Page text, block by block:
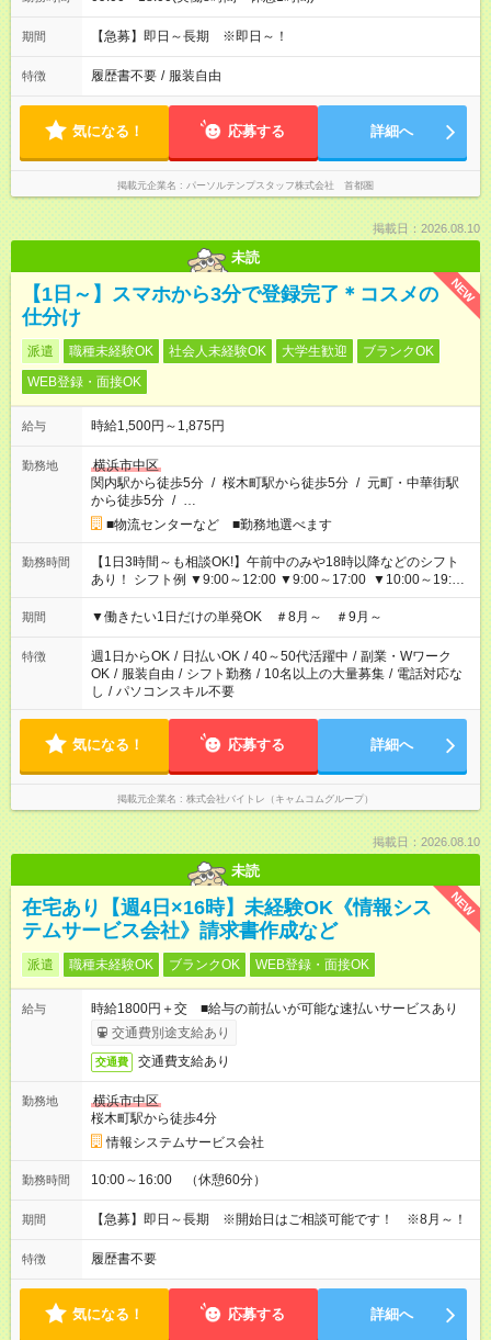
期間 【急募】即日～長期 ※即日～！
特徴 履歴書不要 / 服装自由
気になる！ 応募する 詳細へ
掲載元企業名 パーソルテンプスタッフ株式会社 首都圏
掲載日：2026.08.10
未読
NEW
【1日～】スマホから3分で登録完了＊コスメの
仕分け
派遣 職種未経験OK 社会人未経験OK 大学生歓迎
ブランクOK
WEB登録・面接OK
給与 時給1,500円～1,875円
勤務地
横浜市中区
関内駅から徒歩5分 / 桜木町駅から徒歩5分 / 元町・中華街駅
から徒歩5分 / …
■物流センターなど ■勤務地選べます
勤務時間
【1日3時間～も相談OK!】午前中のみや18時以降などのシフト
あり！ シフト例 ▼9:00～12:00 ▼9:00～17:00 ▼10:00～19:00
▼18:00～21:00
期間 ▼働きたい1日だけの単発OK ＃8月～ ＃9月～
特徴 週1日からOK / 日払いOK / 40～50代活躍中 / 副業・Wワーク
OK / 服装自由 / シフト勤務 / 10名以上の大量募集 / 電話対応な
し / パソコンスキル不要
気になる！ 応募する 詳細へ
掲載元企業名 株式会社バイトレ（キャムコムグループ）
掲載日：2026.08.10
未読
NEW
在宅あり【週4日×16時】未経験OK《情報シス
テムサービス会社》請求書作成など
派遣 職種未経験OK ブランクOK WEB登録・面接OK
給与
時給1800円＋交 ■給与の前払いが可能な速払いサービスあり
交通費別途支給あり
交通費 交通費支給あり
勤務地
横浜市中区
桜木町駅から徒歩4分
情報システムサービス会社
勤務時間 10:00～16:00 （休憩60分）
期間 【急募】即日～長期 ※開始日はご相談可能です！ ※8月～！
特徴 履歴書不要
気になる！ 応募する 詳細へ